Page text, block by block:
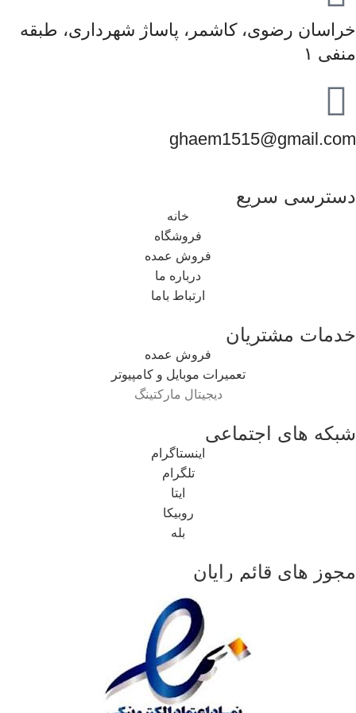
خراسان رضوی، کاشمر، پاساژ شهرداری، طبقه
منفی ۱
ghaem1515@gmail.com
دسترسی سریع
خانه
فروشگاه
فروش عمده
درباره ما
ارتباط باما
خدمات مشتریان
فروش عمده
تعمیرات موبایل و کامپیوتر
دیجیتال مارکتینگ
شبکه های اجتماعی
اینستاگرام
تلگرام
ایتا
روبیکا
بله
مجوز های قائم رایان